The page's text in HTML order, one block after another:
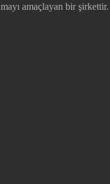
amaçlayan bir şirkettir.